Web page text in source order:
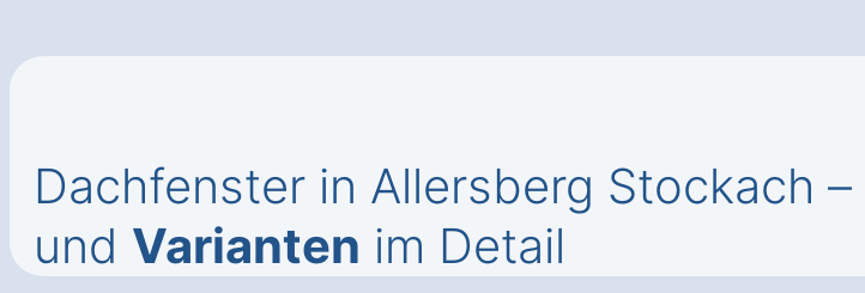
Dachfenster in Allersberg Stockach –
und Varianten im Detail